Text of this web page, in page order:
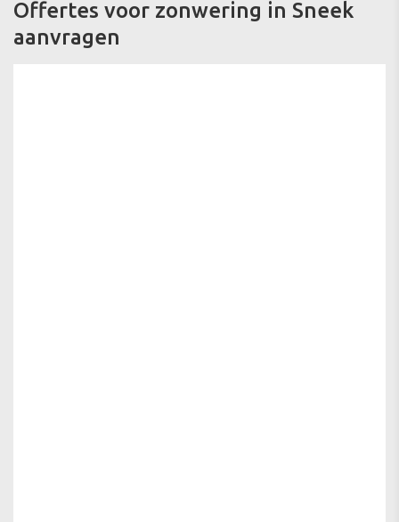
Offertes voor zonwering in Sneek
aanvragen